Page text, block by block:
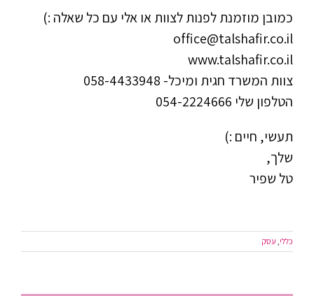
כמובן מוזמנת לפנות לצוות או אלי עם כל שאלה :)
office@talshafir.co.il
www.talshafir.co.il
צוות המשרד חגית ומיכל- 058-4433948
הטלפון שלי 054-2224666
תעשי, חיים :)
שלך,
טל שפיר
כללי, עסק